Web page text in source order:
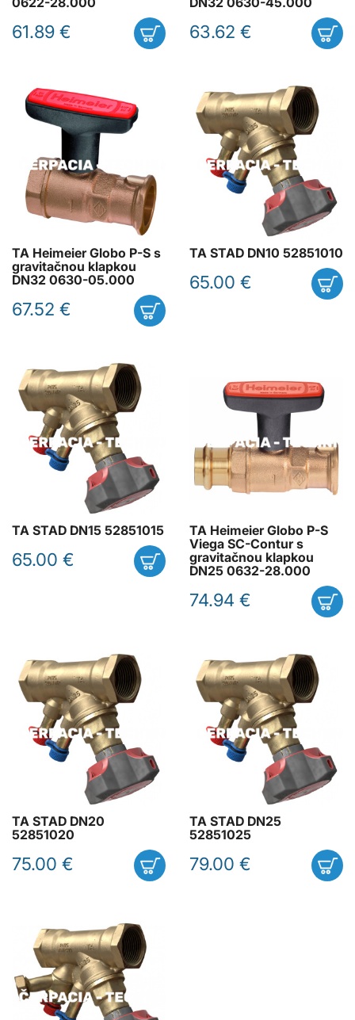
61.89 € 63.62 €
TA Heimeier Globo P-S s
gravitačnou klapkou
DN32 0630-05.000
67.52 €
TA STAD DN10 52851010
65.00 €
TA STAD DN15 52851015
65.00 €
TA Heimeier Globo P-S
Viega SC-Contur s
gravitačnou klapkou
DN25 0632-28.000
74.94 €
TA STAD DN20
52851020
75.00 €
TA STAD DN25
52851025
79.00 €